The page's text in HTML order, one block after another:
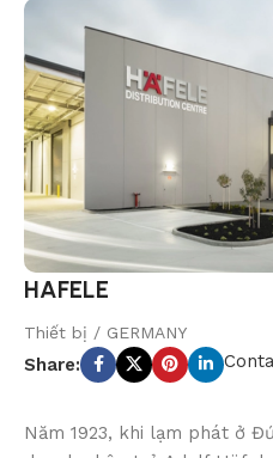
HAFELE
Thiết bị / GERMANY
Share:
Năm 1923, khi lạm phát ở